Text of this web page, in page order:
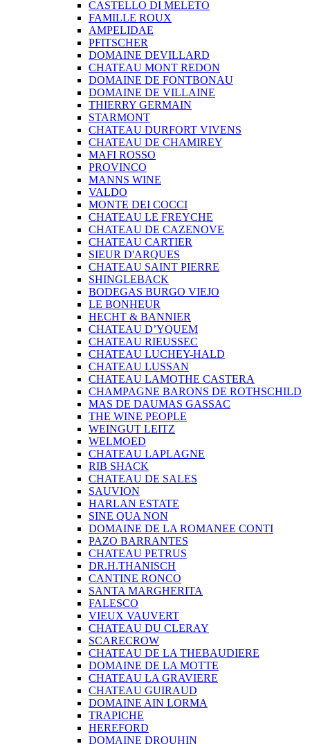
CASTELLO DI MELETO
FAMILLE ROUX
AMPELIDAE
PFITSCHER
DOMAINE DEVILLARD
CHATEAU MONT REDON
DOMAINE DE FONTBONAU
DOMAINE DE VILLAINE
THIERRY GERMAIN
STARMONT
CHATEAU DURFORT VIVENS
CHATEAU DE CHAMIREY
MAFI ROSSO
PROVINCO
MANNS WINE
VALDO
MONTE DEI COCCI
CHATEAU LE FREYCHE
CHATEAU DE CAZENOVE
CHATEAU CARTIER
SIEUR D'ARQUES
CHATEAU SAINT PIERRE
SHINGLEBACK
BODEGAS BURGO VIEJO
LE BONHEUR
HECHT & BANNIER
CHATEAU D’YQUEM
CHATEAU RIEUSSEC
CHATEAU LUCHEY-HALD
CHATEAU LUSSAN
CHATEAU LAMOTHE CASTERA
CHAMPAGNE BARONS DE ROTHSCHILD
MAS DE DAUMAS GASSAC
THE WINE PEOPLE
WEINGUT LEITZ
WELMOED
CHATEAU LAPLAGNE
RIB SHACK
CHATEAU DE SALES
SAUVION
HARLAN ESTATE
SINE QUA NON
DOMAINE DE LA ROMANEE CONTI
PAZO BARRANTES
CHATEAU PETRUS
DR.H.THANISCH
CANTINE RONCO
SANTA MARGHERITA
FALESCO
VIEUX VAUVERT
CHATEAU DU CLERAY
SCARECROW
CHATEAU DE LA THEBAUDIERE
DOMAINE DE LA MOTTE
CHATEAU LA GRAVIERE
CHATEAU GUIRAUD
DOMAINE AIN LORMA
TRAPICHE
HEREFORD
DOMAINE DROUHIN